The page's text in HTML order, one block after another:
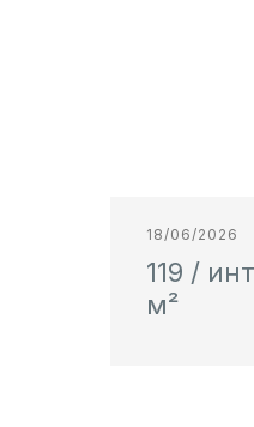
18/06/2026
119 /
м²